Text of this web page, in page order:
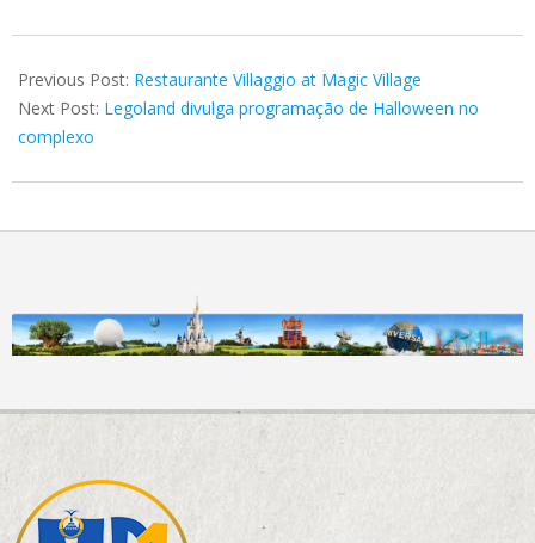
08-
16
Previous Post: Restaurante Villaggio at Magic Village
Next Post: Legoland divulga programação de Halloween no
complexo